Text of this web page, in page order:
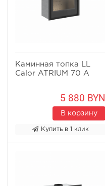
Каминная топка LL
Calor ATRIUM 70 A
5 880 BYN
В корзину
Купить в 1 клик